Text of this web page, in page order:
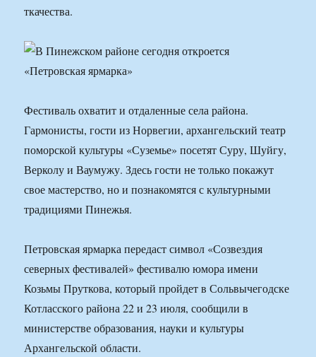
ткачества.
Фестиваль охватит и отдаленные села района.
Гармонисты, гости из Норвегии, архангельский театр
поморской культуры «Суземье» посетят Суру, Шуйгу,
Верколу и Ваумужу. Здесь гости не только покажут
свое мастерство, но и познакомятся с культурными
традициями Пинежья.
Петровская ярмарка передаст символ «Созвездия
северных фестивалей» фестивалю юмора имени
Козьмы Пруткова, который пройдет в Сольвычегодске
Котласского района 22 и 23 июля, сообщили в
министерстве образования, науки и культуры
Архангельской области.